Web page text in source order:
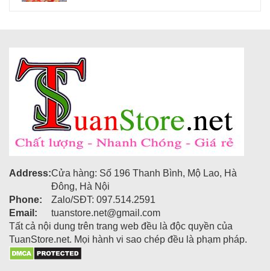
Address:Cửa hàng: Số 196 Thanh Bình, Mộ Lao, Hà
Đông, Hà Nội
Phone:
Zalo/SĐT: 097.514.2591
Email:
tuanstore.net@gmail.com
Tất cả nội dung trên trang web đều là độc quyền của
TuanStore.net. Mọi hành vi sao chép đều là phạm pháp.